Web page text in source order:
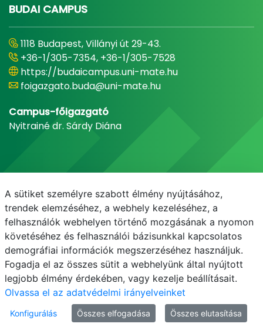
BUDAI CAMPUS
1118 Budapest, Villányi út 29-43.
+36-1/305-7354, +36-1/305-7528
https://budaicampus.uni-mate.hu
foigazgato.buda@uni-mate.hu
Campus-főigazgató
Nyitrainé dr. Sárdy Diána
E-mail Telefonkönyv NEPTUN E-learning
© MATE 2021
A sütiket személyre szabott élmény nyújtásához,
trendek elemzéséhez, a webhely kezeléséhez, a
felhasználók webhelyen történő mozgásának a nyomon
követéséhez és felhasználói bázisunkkal kapcsolatos
demográfiai információk megszerzéséhez használjuk.
Fogadja el az összes sütit a webhelyünk által nyújtott
legjobb élmény érdekében, vagy kezelje beállításait.
Olvassa el az adatvédelmi irányelveinket
Konfigurálás Összes elfogadása Összes elutasítása